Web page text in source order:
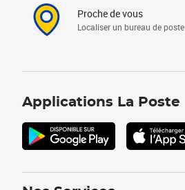
Proche de vous
Localiser un bureau de poste
Applications La Poste